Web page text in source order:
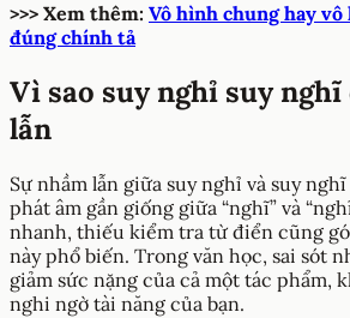
>>> Xem thêm: Vô hình chung hay
đúng chính tả
Vì sao suy nghỉ suy nghĩ
lẫn
Sự nhầm lẫn giữa suy nghỉ và suy
phát âm gần giống giữa “nghĩ” và
nhanh, thiếu kiểm tra từ điển cũng
này phổ biến. Trong văn học, sai sót
giảm sức nặng của cả một tác phẩm,
nghi ngờ tài năng của bạn.